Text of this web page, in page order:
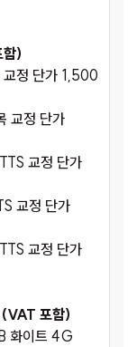
)
정 단가 1,500
교정 단가
교정 단가
교정 단가
교정 단가
포함)
화이트 4G